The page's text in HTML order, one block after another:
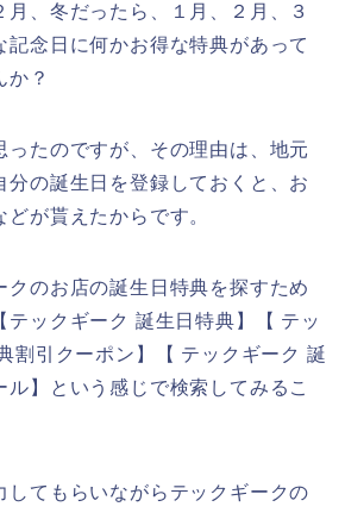
月、冬だったら、１月、２月、３
記念日に何かお得な特典があって
か？
ったのですが、その理由は、地元
分の誕生日を登録しておくと、お
が貰えたからです。
クのお店の誕生日特典を探すため
テックギーク 誕生日特典】【 テッ
割引クーポン】【 テックギーク 誕
ル】という感じで検索してみるこ
してもらいながらテックギークの